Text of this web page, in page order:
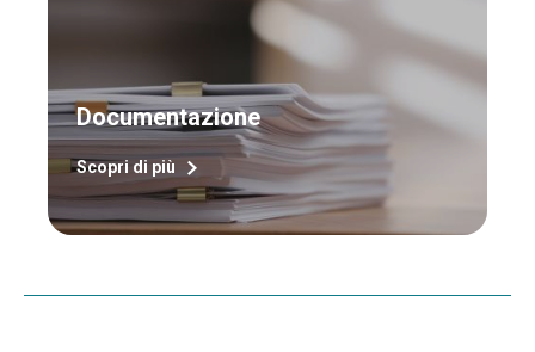
Documentazione
Scopri di più